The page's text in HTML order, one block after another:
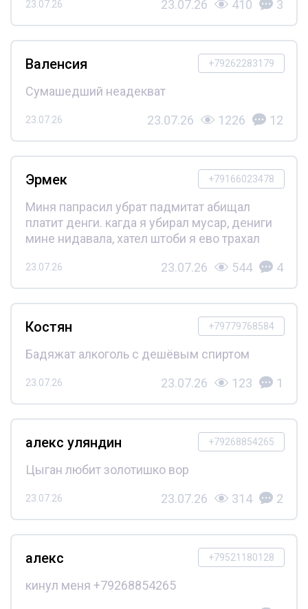
23.07.26 23.07.26 410 3
+79262283179
Валенсия
Сумашедший неадекват
23.07.26 23.07.26 1226 12
+79166023478
Эрмек
Миня папрасил убрат падмитат абищал
платит денги. кагда я убирал мусар, дениги
мине нидавала, хател штоби я ево трахал
23.07.26 23.07.26 544 4
+79779768584
Костян
Бадяжат алкоголь с дешёвым спиртом
23.07.26 23.07.26 123 1
+79268854265
алекс уляндин
Цыган любит золотишко вор
23.07.26 23.07.26 314 2
+79521180128
алекс
кинул меня +79268854265